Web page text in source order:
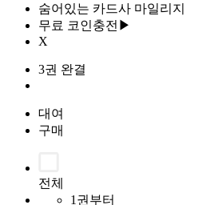
숨어있는 카드사 마일리지
무료 코인충전▶
X
3권 완결
대여
구매
전체
1권부터